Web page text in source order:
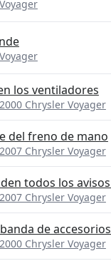
los ventiladores
Chrysler Voyager
del freno de mano
Chrysler Voyager
todos los
Chrysler Voyager
de
Chrysler Voyager